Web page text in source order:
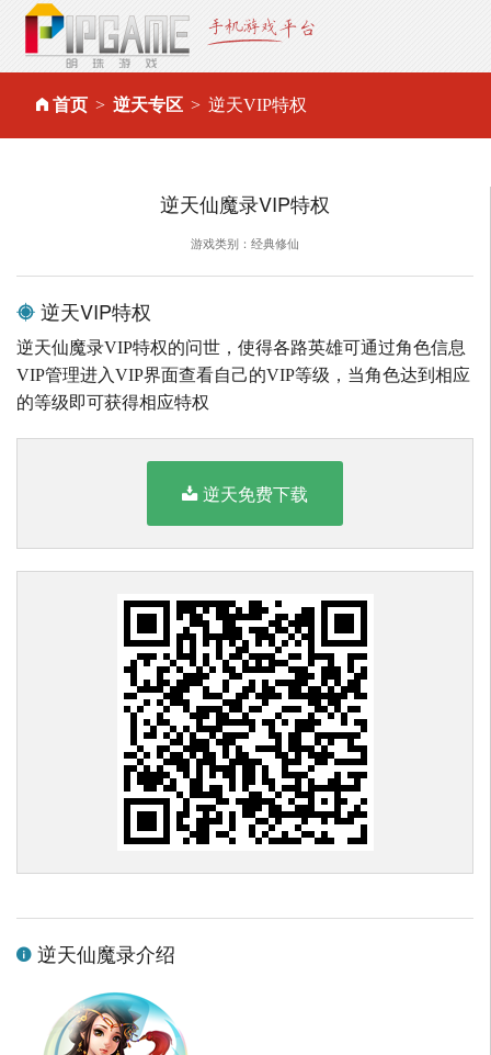
首页 逆天专区 逆天VIP特权
逆天仙魔录VIP特权
游戏类别：经典修仙
逆天VIP特权
逆天仙魔录VIP特权的问世，使得各路英雄可通过角色信息
VIP管理进入VIP界面查看自己的VIP等级，当角色达到相应
的等级即可获得相应特权
逆天免费下载
逆天仙魔录介绍